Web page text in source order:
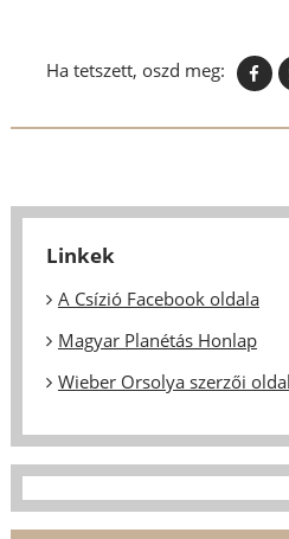
Ha tetszett, oszd meg:
Linkek
A Csízió Facebook oldala
Magyar Planétás Honlap
Wieber Orsolya szerzői